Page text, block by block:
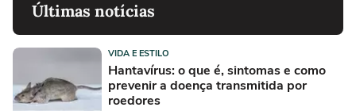
Últimas notícias
VIDA E ESTILO
Hantavírus: o que é, sintomas e como
prevenir a doença transmitida por
roedores